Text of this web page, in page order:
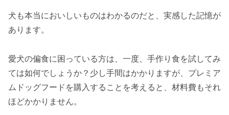
犬も本当においしいものはわかるのだと、実感した記憶が
あります。
愛犬の偏食に困っている方は、一度、手作り食を試してみ
ては如何でしょうか？少し手間はかかりますが、プレミア
ムドッグフードを購入することを考えると、材料費もそれ
ほどかかりません。